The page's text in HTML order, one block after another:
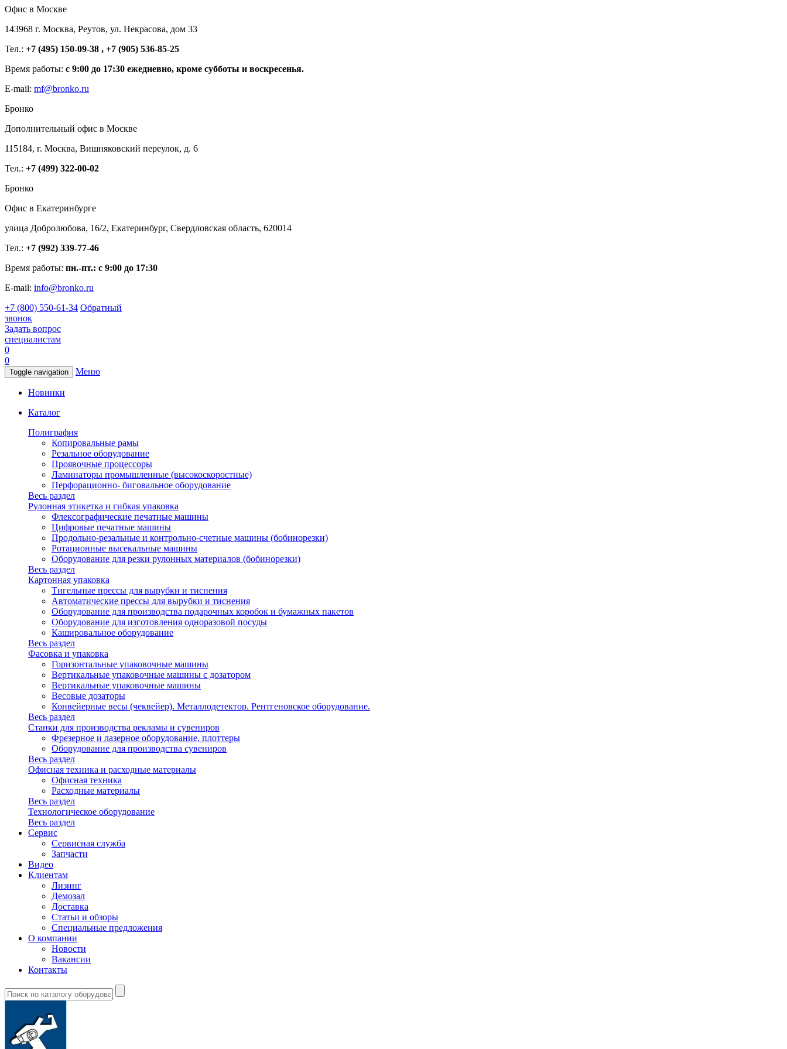
Офис в Москве
143968 г. Москва, Реутов, ул. Некрасова, дом 33
Тел.: +7 (495) 150-09-38 , +7 (905) 536-85-25
Время работы: с 9:00 до 17:30 ежедневно, кроме субботы и воскресенья.
E-mail: mf@bronko.ru
Бронко
Дополнительный офис в Москве
115184, г. Москва, Вишняковский переулок, д. 6
Тел.: +7 (499) 322-00-02
Бронко
Офис в Екатеринбурге
улица Добролюбова, 16/2, Екатеринбург, Свердловская область, 620014
Тел.: +7 (992) 339-77-46
Время работы: пн.-пт.: с 9:00 до 17:30
E-mail: info@bronko.ru
+7 (800) 550-61-34 Обратный
звонок
Задать вопрос
специалистам
0
0
Toggle navigation Меню
Новинки
Каталог
Полиграфия
Копировальные рамы
Резальное оборудование
Проявочные процессоры
Ламинаторы промышленные (высокоскоростные)
Перфорационно- биговальное оборудование
Весь раздел
Рулонная этикетка и гибкая упаковка
Флексографические печатные машины
Цифровые печатные машины
Продольно-резальные и контрольно-счетные машины (бобинорезки)
Ротационные высекальные машины
Оборудование для резки рулонных материалов (бобинорезки)
Весь раздел
Картонная упаковка
Тигельные прессы для вырубки и тиснения
Автоматические прессы для вырубки и тиснения
Оборудование для производства подарочных коробок и бумажных пакетов
Оборудование для изготовления одноразовой посуды
Кашировальное оборудование
Весь раздел
Фасовка и упаковка
Горизонтальные упаковочные машины
Вертикальные упаковочные машины с дозатором
Вертикальные упаковочные машины
Весовые дозаторы
Конвейерные весы (чеквейер). Металлодетектор. Рентгеновское оборудование.
Весь раздел
Станки для производства рекламы и сувениров
Фрезерное и лазерное оборудование, плоттеры
Оборудование для производства сувениров
Весь раздел
Офисная техника и расходные материалы
Офисная техника
Расходные материалы
Весь раздел
Технологическое оборудование
Весь раздел
Сервис
Сервисная служба
Запчасти
Видео
Клиентам
Лизинг
Демозал
Доставка
Статьи и обзоры
Специальные предложения
О компании
Новости
Вакансии
Контакты